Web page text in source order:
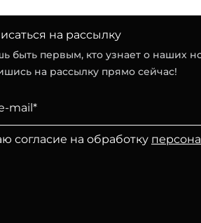
на рассылку
быть первым, кто узнает о наших
на рассылку прямо сейчас!
согласие на обработку